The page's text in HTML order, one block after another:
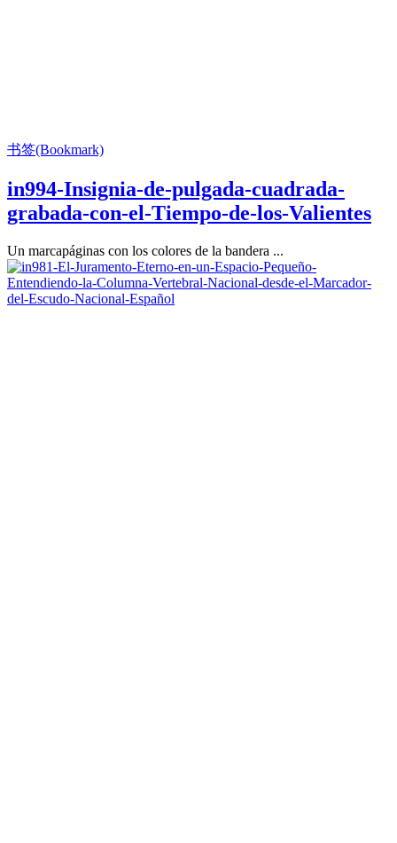
书签(Bookmark)
in994-Insignia-de-pulgada-cuadrada-
grabada-con-el-Tiempo-de-los-Valientes
Un marcapáginas con los colores de la bandera ...